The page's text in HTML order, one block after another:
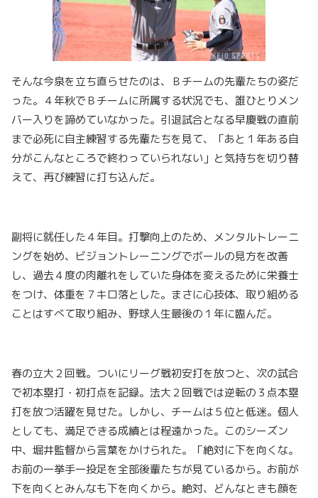
そんな今泉を立ち直らせたのは、Ｂチームの先輩たちの姿だ
った。４年秋でＢチームに所属する状況でも、誰ひとりメン
バー入りを諦めていなかった。引退試合となる早慶戦の直前
まで必死に自主練習する先輩たちを見て、「あと１年ある自
分がこんなところで終わっていられない」と気持ちを切り替
えて、再び練習に打ち込んだ。
副将に就任した４年目。打撃向上のため、メンタルトレーニ
ングを始め、ビジョントレーニングでボールの見方を改善
し、過去４度の肉離れをしていた身体を変えるために栄養士
をつけ、体重を７キロ落とした。まさに心技体、取り組める
ことはすべて取り組み、野球人生最後の１年に臨んだ。
春の立大２回戦。ついにリーグ戦初安打を放つと、次の試合
で初本塁打・初打点を記録。法大２回戦では逆転の３点本塁
打を放つ活躍を見せた。しかし、チームは５位と低迷。個人
としても、満足できる成績とは程遠かった。このシーズン
中、堀井監督から言葉をかけられた。「絶対に下を向くな。
お前の一挙手一投足を全部後輩たちが見ているから。お前が
下を向くとみんなも下を向くから。絶対、どんなときも顔を